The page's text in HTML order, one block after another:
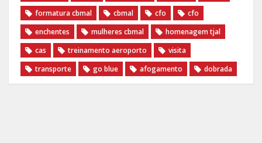
formatura cbmal
cbmal cfo
cfo
enchentes
mulheres cbmal
homenagem tjal
cas
treinamento aeroporto
visita
transporte
go blue afogamento dobrada